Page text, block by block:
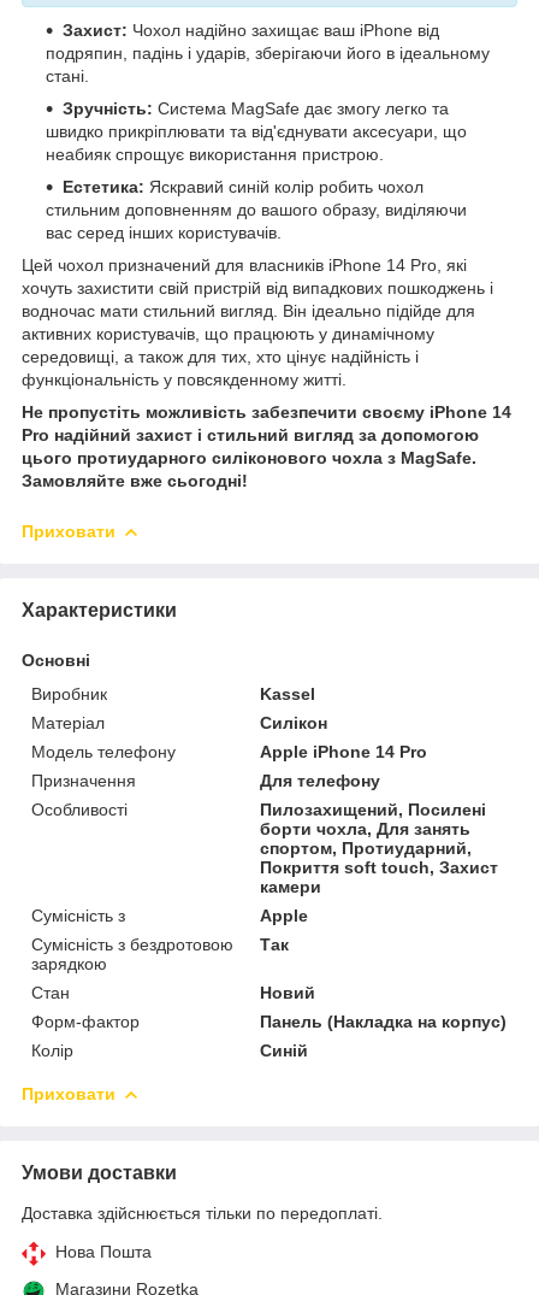
Захист: Чохол надійно захищає ваш iPhone від
подряпин, падінь і ударів, зберігаючи його в ідеальному
стані.
Зручність: Система MagSafe дає змогу легко та
швидко прикріплювати та від'єднувати аксесуари, що
неабияк спрощує використання пристрою.
Естетика: Яскравий синій колір робить чохол
стильним доповненням до вашого образу, виділяючи
вас серед інших користувачів.
Цей чохол призначений для власників iPhone 14 Pro, які
хочуть захистити свій пристрій від випадкових пошкоджень і
водночас мати стильний вигляд. Він ідеально підійде для
активних користувачів, що працюють у динамічному
середовищі, а також для тих, хто цінує надійність і
функціональність у повсякденному житті.
Не пропустіть можливість забезпечити своєму iPhone 14
Pro надійний захист і стильний вигляд за допомогою
цього протиударного силіконового чохла з MagSafe.
Замовляйте вже сьогодні!
Приховати
Характеристики
Основні
Виробник
Kassel
Матеріал
Силікон
Модель телефону
Apple iPhone 14 Pro
Призначення
Для телефону
Особливості
Пилозахищений, Посилені
борти чохла, Для занять
спортом, Протиударний,
Покриття soft touch, Захист
камери
Сумісність з
Apple
Сумісність з бездротовою
зарядкою
Так
Стан
Новий
Форм-фактор
Панель (Накладка на корпус)
Колір
Синій
Приховати
Умови доставки
Доставка здійснюється тільки по передоплаті.
Нова Пошта
Магазини Rozetka